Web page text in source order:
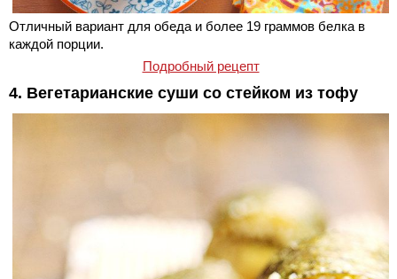
Отличный вариант для обеда и более 19 граммов белка в
каждой порции.
Подробный рецепт
4. Вегетарианские суши со стейком из тофу